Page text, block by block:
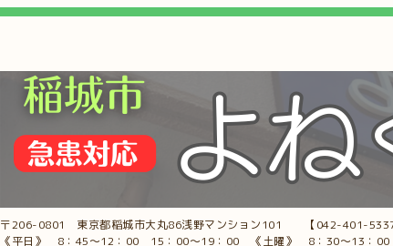
〒206-0801 東京都稲城市大丸86浅野マンション101 【042-401-5337
《平日》 8：45～12：00 15：00～19：00 《土曜》 8：30～13：00